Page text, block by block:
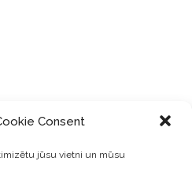
Consent
jūsu vietni un mūsu